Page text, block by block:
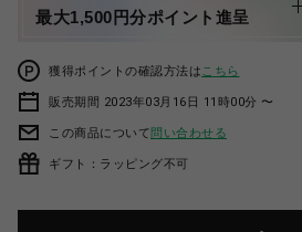
最大1,500円分ポイント進呈
獲得ポイントの確認方法は こちら
販売期間 2023年03月16日 11時00分 〜
この商品について問い合わせる
ギフト：ラッピング不可